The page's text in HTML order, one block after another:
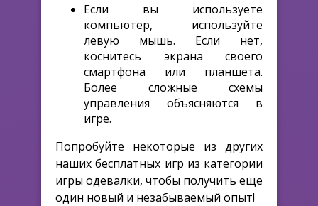
Если вы используете
компьютер, используйте
левую мышь. Если нет,
коснитесь экрана своего
смартфона или планшета.
Более сложные схемы
управления объясняются в
игре.
Попробуйте некоторые из других
наших бесплатных игр из категории
игры одевалки, чтобы получить еще
один новый и незабываемый опыт!